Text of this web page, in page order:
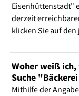
Eisenhüttenstadt"
derzeit
klicken Sie auf
Woher weiß
Suche
Mithilfe der